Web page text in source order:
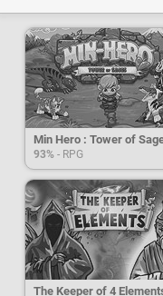
Min Hero : Tower of
93% - RPG
The Keeper of 4